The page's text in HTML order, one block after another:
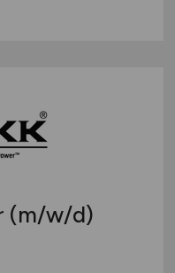
(m/w/d)